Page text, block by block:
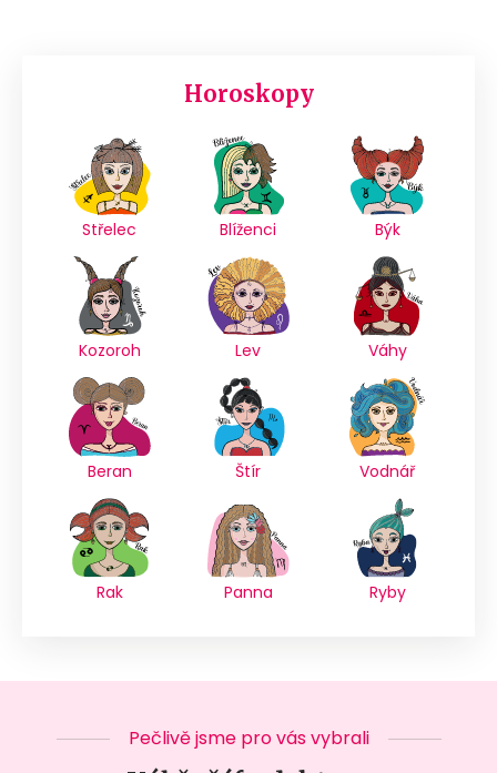
Horoskopy
Střelec Blíženci Býk
Kozoroh Lev Váhy
Beran Štír Vodnář
Rak Panna Ryby
Pečlivě jsme pro vás vybrali